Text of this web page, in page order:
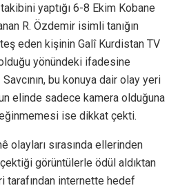
yaptığı 6-8 Ekim Kobane
R. Özdemir isimli tanığın
eden kişinin Galî Kurdistan TV
yönündeki ifadesine
bu konuya dair olay yeri
elinde sadece kamera olduğuna
ise dikkat çekti.
olayları sırasında ellerinden
görüntülerle ödül aldıktan
tarafından internette hedef